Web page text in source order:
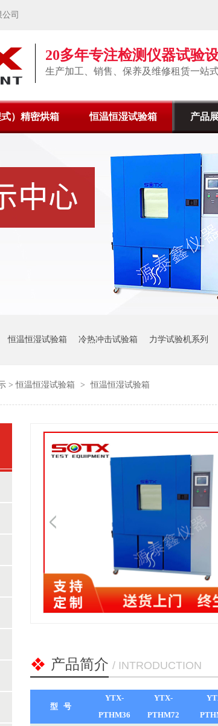
司
20多年专注检测仪器试验
生产加工、销售、保养及维修租赁一站
式）精密烘箱 恒温恒湿试验箱 产品
恒温恒湿试验箱 冷热冲击试验箱 力学试验机系列
>恒温恒湿试验箱 > 恒温恒湿试验箱
产品简介 / INTRODUCTION
型 号
YTX-
PTHM36
YTX-
PTHM72